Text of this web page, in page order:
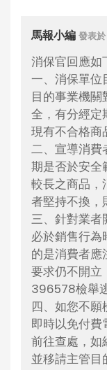
馬報小編 發表
消保官回應如
一、消保單位
目的事業機
全，有分經定
現有不合格商
二、宣導消費
期是否於安全
較長之商品，
者堅持不換，
三、針對業者
必於銷售行
的是消費者
要求仍不開
396578檢舉
四、如您不願
即時以免付費
前往查處，如
並移請主管目